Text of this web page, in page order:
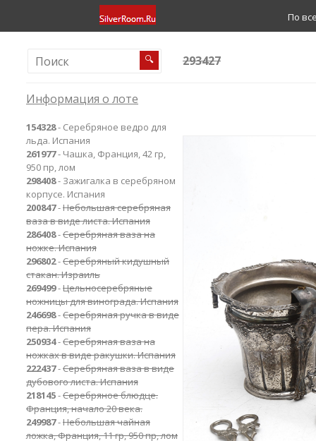
По
🔍 293427
Информация о лоте
154328- Серебряное ведро для
льда. Испания
261977- Чашка, Франция, 42 гр,
950 пр, лом
298408- Зажигалка в серебряном
корпусе. Испания
200847-Небольшая серебряная
ваза в виде листа. Испания
286408-Серебряная ваза на
ножке. Испания
296802-Серебряный кидушный
стакан. Израиль
269499-Цельносеребряные
ножницы для винограда. Испания
246698-Серебряная ручка в виде
пера. Испания
250934-Серебряная ваза на
ножках в виде ракушки. Испания
222437-Cеребряная ваза в виде
дубового листа. Испания
218145-Серебряное блюдце.
Франция, начало 20 века.
249987-Небольшая чайная
ложка, Франция, 11 гр, 950 пр, лом